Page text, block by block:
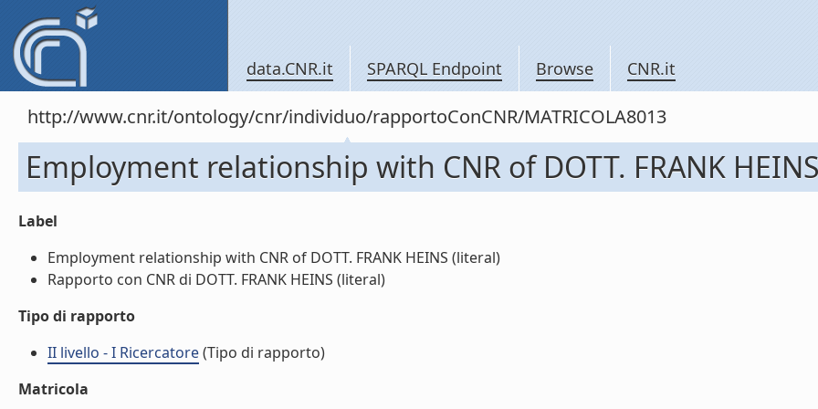
data.CNR.it SPARQL Endpoint Browse CNR.it
http://www.cnr.it/ontology/cnr/individuo/rapportoConCNR/MATRICOLA8013
Employment relationship with CNR of DOTT. FRANK
Label
Employment relationship with CNR of DOTT. FRANK HEINS (literal)
Rapporto con CNR di DOTT. FRANK HEINS (literal)
Tipo di rapporto
II livello - I Ricercatore(Tipo di rapporto)
Matricola